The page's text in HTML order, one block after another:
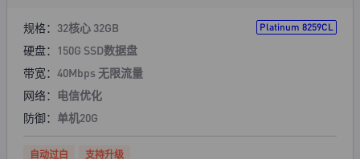
规格： 32核心 32GB Platinum 8259CL
硬盘： 150G SSD数据盘
带宽： 40Mbps 无限流量
网络：
电信优化
防御： 单机20G
自动过白 支持升级